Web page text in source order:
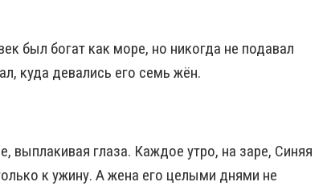
был богат как море, но никогда не подавал
куда девались его семь жён.
выплакивая глаза. Каждое утро, на заре, Синяя
к ужину. А жена его целыми днями не